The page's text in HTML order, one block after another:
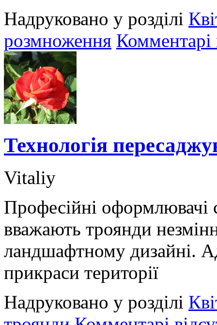
Надруковано у розділі
розмноження Комментарі
Технологія
Vitaliy
Професійні оформлювачі
вважають троянди
ландшафтному дизайні.
прикраси території
Надруковано у розділі